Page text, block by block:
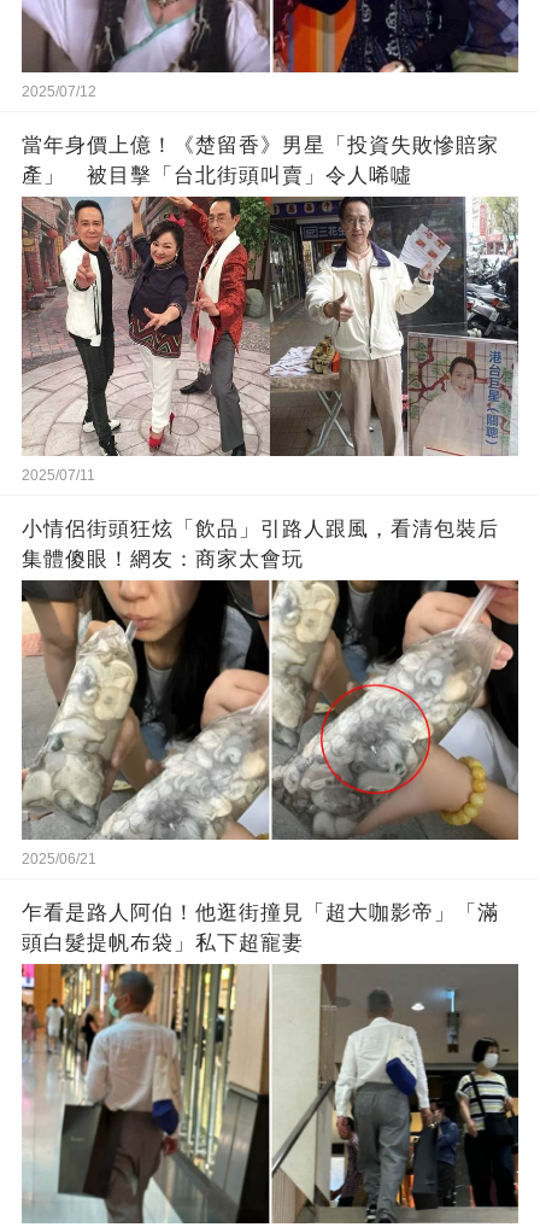
2025/07/12
當年身價上億！《楚留香》男星「投資失敗慘賠家
產」 被目擊「台北街頭叫賣」令人唏噓
2025/07/11
小情侶街頭狂炫「飲品」引路人跟風，看清包裝后
集體傻眼！網友：商家太會玩
2025/06/21
乍看是路人阿伯！他逛街撞見「超大咖影帝」「滿
頭白髮提帆布袋」私下超寵妻